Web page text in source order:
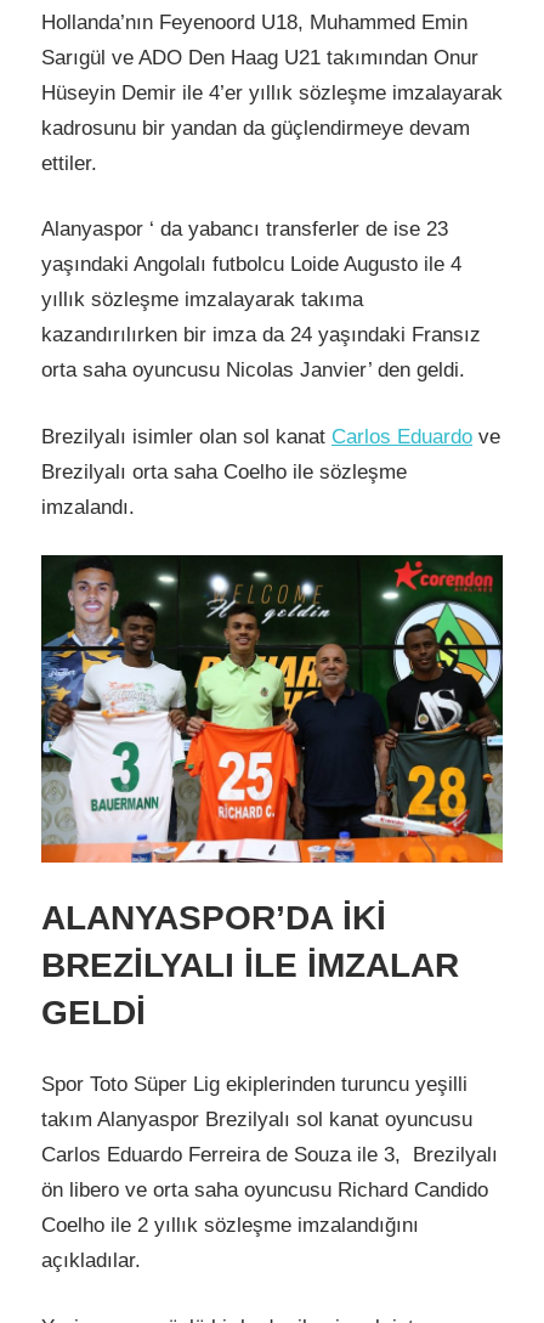
Hollanda’nın Feyenoord U18, Muhammed Emin
Sarıgül ve ADO Den Haag U21 takımından Onur
Hüseyin Demir ile 4’er yıllık sözleşme imzalayarak
kadrosunu bir yandan da güçlendirmeye devam
ettiler.
Alanyaspor ‘ da yabancı transferler de ise 23
yaşındaki Angolalı futbolcu Loide Augusto ile 4
yıllık sözleşme imzalayarak takıma
kazandırılırken bir imza da 24 yaşındaki Fransız
orta saha oyuncusu Nicolas Janvier’ den geldi.
Brezilyalı isimler olan sol kanat Carlos Eduardo ve
Brezilyalı orta saha Coelho ile sözleşme
imzalandı.
ALANYASPOR’DA İKİ
BREZİLYALI İLE İMZALAR
GELDİ
Spor Toto Süper Lig ekiplerinden turuncu yeşilli
takım Alanyaspor Brezilyalı sol kanat oyuncusu
Carlos Eduardo Ferreira de Souza ile 3, Brezilyalı
ön libero ve orta saha oyuncusu Richard Candido
Coelho ile 2 yıllık sözleşme imzalandığını
açıkladılar.